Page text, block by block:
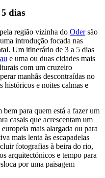
dias
região vizinha do Odersão
introdução focada nas
Um itinerário de 3 a 5 dias
e uma ou duas cidades mais
com um cruzeiro
manhãs descontraídas no
históricos e noites calmas e
para quem está a fazer um
casais que acrescentam um
mais alargada ou para
mais lenta às escapadelas
fotografias à beira do rio,
arquitectónicos e tempo para
por uma paisagem